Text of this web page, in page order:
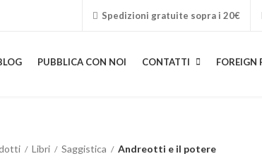
Spedizioni gratuite sopra i 20€
PUBBLICA CON NOI CONTATTI FOREIGN
Libri Saggistica Andreotti e il potere